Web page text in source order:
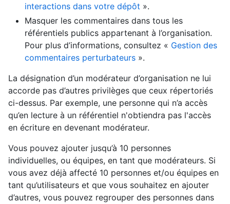
interactions dans votre dépôt ».
Masquer les commentaires dans tous les
référentiels publics appartenant à l’organisation.
Pour plus d’informations, consultez « Gestion des
commentaires perturbateurs ».
La désignation d’un modérateur d’organisation ne lui
accorde pas d’autres privilèges que ceux répertoriés
ci-dessus. Par exemple, une personne qui n’a accès
qu’en lecture à un référentiel n'obtiendra pas l'accès
en écriture en devenant modérateur.
Vous pouvez ajouter jusqu’à 10 personnes
individuelles, ou équipes, en tant que modérateurs. Si
vous avez déjà affecté 10 personnes et/ou équipes en
tant qu’utilisateurs et que vous souhaitez en ajouter
d’autres, vous pouvez regrouper des personnes dans